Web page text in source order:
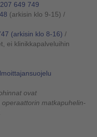
649 749
(arkisin klo 9-15) /
(arkisin klo 8-16) /
ei klinikkapalveluihin
ovat
matkapuhelin-